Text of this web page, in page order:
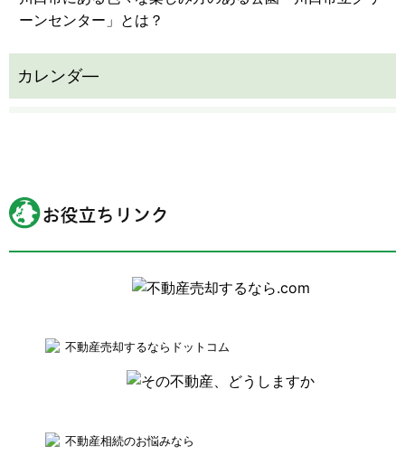
ーンセンター」とは？
不動産売却するならドットコム
不動産相続のお悩みなら